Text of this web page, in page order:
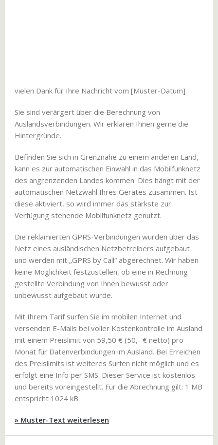
vielen Dank für Ihre Nachricht vom [Muster-Datum].
Sie sind verärgert über die Berechnung von
Auslandsverbindungen. Wir erklären Ihnen gerne die
Hintergründe.
Befinden Sie sich in Grenznähe zu einem anderen Land,
kann es zur automatischen Einwahl in das Mobilfunknetz
des angrenzenden Landes kommen. Dies hängt mit der
automatischen Netzwahl Ihres Gerätes zusammen. Ist
diese aktiviert, so wird immer das stärkste zur
Verfügung stehende Mobilfunknetz genutzt.
Die reklamierten GPRS-Verbindungen wurden über das
Netz eines ausländischen Netzbetreibers aufgebaut
und werden mit „GPRS by Call“ abgerechnet. Wir haben
keine Möglichkeit festzustellen, ob eine in Rechnung
gestellte Verbindung von Ihnen bewusst oder
unbewusst aufgebaut wurde.
Mit Ihrem Tarif surfen Sie im mobilen Internet und
versenden E-Mails bei voller Kostenkontrolle im Ausland
mit einem Preislimit von 59,50 € (50,- € netto) pro
Monat für Datenverbindungen im Ausland. Bei Erreichen
des Preislimits ist weiteres Surfen nicht möglich und es
erfolgt eine Info per SMS. Dieser Service ist kostenlos
und bereits voreingestellt. Für die Abrechnung gilt: 1 MB
entspricht 1024 kB.
» Muster-Text weiterlesen